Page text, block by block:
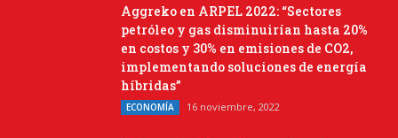
Aggreko en ARPEL 2022: “Sectores
petróleo y gas disminuirían hasta 20%
en costos y 30% en emisiones de CO2,
implementando soluciones de energía
híbridas”
ECONOMÍA 16 noviembre, 2022